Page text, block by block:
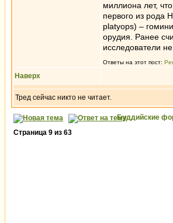
миллиона лет,
первого из рода
platyops) –
орудия. Ранее
исследователи
Ответы на этот пост:
Наверх
Тред сейчас никто не читает.
Буддийские
Страница 9 из 63